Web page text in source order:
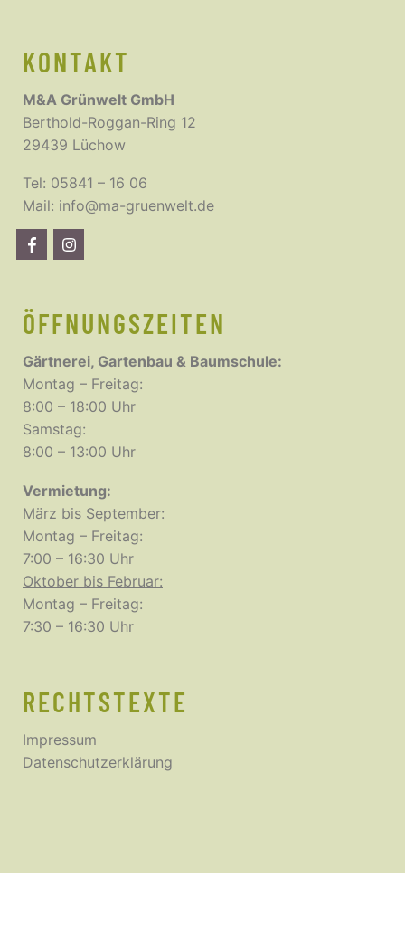
KONTAKT
M&A Grünwelt GmbH
Berthold-Roggan-Ring 12
29439 Lüchow
Tel: 05841 – 16 06
Mail: info@ma-gruenwelt.de
ÖFFNUNGSZEITEN
Gärtnerei, Gartenbau & Baumschule:
Montag – Freitag:
8:00 – 18:00 Uhr
Samstag:
8:00 – 13:00 Uhr
Vermietung:
März bis September:
Montag – Freitag:
7:00 – 16:30 Uhr
Oktober bis Februar:
Montag – Freitag:
7:30 – 16:30 Uhr
RECHTSTEXTE
Impressum
Datenschutzerklärung